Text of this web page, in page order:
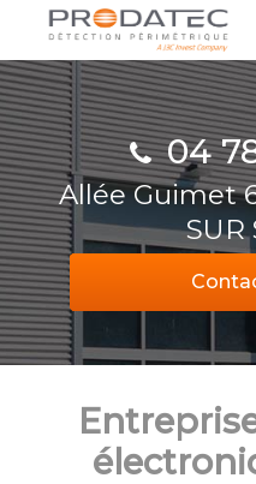
Aller
contenu
principal
04
Allée Guimet
SUR